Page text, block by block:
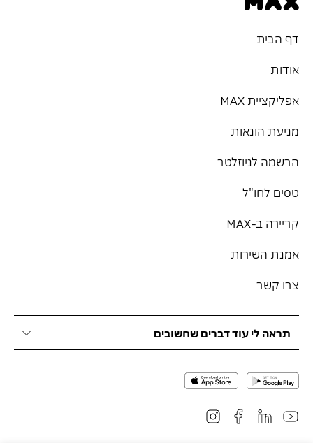
דף הבית
אודות
אפליקציית MAX
מניעת הונאות
הרשמה לניוזלטר
טסים לחו"ל
קריירה ב-MAX
אמנת השירות
צרו קשר
תראה לי עוד דברים שחשובים